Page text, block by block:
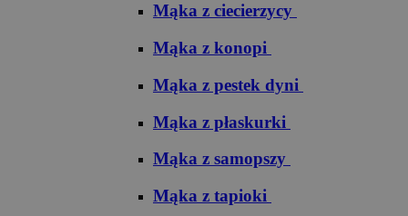
Mąka z ciecierzycy
Mąka z konopi
Mąka z pestek dyni
Mąka z płaskurki
Mąka z samopszy
Mąka z tapioki